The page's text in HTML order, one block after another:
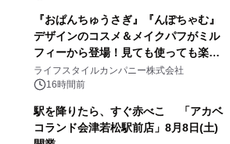
『おぱんちゅうさぎ』『んぽちゃむ』
デザインのコスメ＆メイクパフがミル
フィーから登場！見ても使っても楽し
い、ポップでキュートなコレクショ
ン。
ライフスタイルカンパニー株式会社
16時間前
駅を降りたら、すぐ赤べこ 「アカベ
コランド会津若松駅前店」8月8日(土)